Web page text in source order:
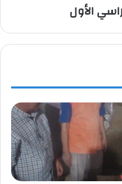
الأول